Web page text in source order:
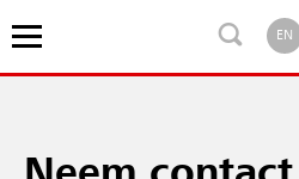
EN